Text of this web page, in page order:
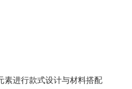
素进行款式设计与材料搭配